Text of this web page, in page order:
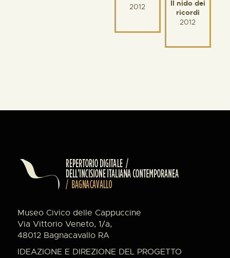
2012
Il nido dei
ricordi
2012
Museo Civico delle Cappuccine
Via Vittorio Veneto, 1/a,
48012 Bagnacavallo RA
IDEAZIONE E DIREZIONE DEL PROGETTO